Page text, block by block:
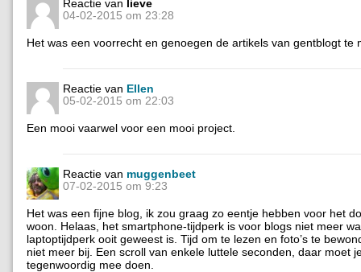
Reactie van lieve
04-02-2015 om 23:28
Het was een voorrecht en genoegen de artikels van gentblogt te
Reactie van Ellen
05-02-2015 om 22:03
Een mooi vaarwel voor een mooi project.
Reactie van muggenbeet
07-02-2015 om 9:23
Het was een fijne blog, ik zou graag zo eentje hebben voor het
woon. Helaas, het smartphone-tijdperk is voor blogs niet meer
laptoptijdperk ooit geweest is. Tijd om te lezen en foto’s te
niet meer bij. Een scroll van enkele luttele seconden, daar moet
tegenwoordig mee doen.